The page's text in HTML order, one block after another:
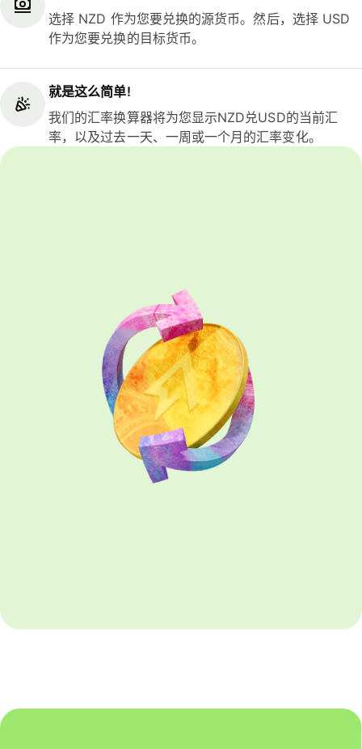
选择 NZD 作为您要兑换的源货币。然后，选择 USD
作为您要兑换的目标货币。
就是这么简单!
我们的汇率换算器将为您显示NZD兑USD的当前汇
率，以及过去一天、一周或一个月的汇率变化。